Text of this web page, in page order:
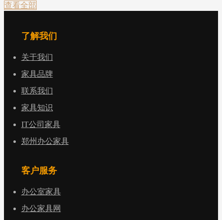
查看全部
了解我们
关于我们
家具品牌
联系我们
家具知识
IT公司家具
郑州办公家具
客户服务
办公室家具
办公家具网